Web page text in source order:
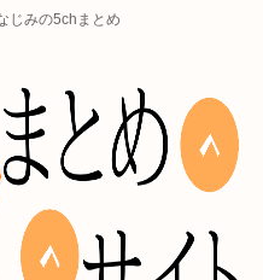
じみの5chまとめ